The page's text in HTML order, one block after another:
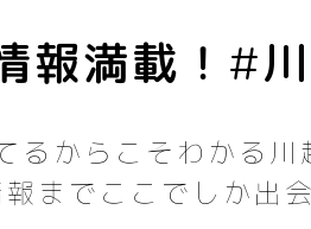
報満載！#
るからこそわかる川
までここでしか出